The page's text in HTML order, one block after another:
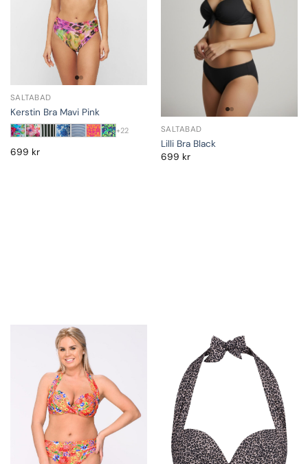
SALTABAD
Kerstin Bra Mavi Pink
+22
699 kr
SALTABAD
Lilli Bra Black
699 kr